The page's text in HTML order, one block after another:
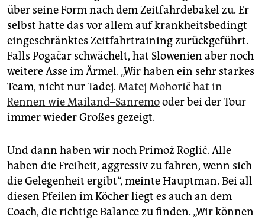
über seine Form nach dem Zeitfahrdebakel zu. Er
selbst hatte das vor allem auf krankheitsbedingt
eingeschränktes Zeitfahrtraining zurückgeführt.
Falls Pogačar schwächelt, hat Slowenien aber noch
weitere Asse im Ärmel. „Wir haben ein sehr starkes
Team, nicht nur Tadej. Matej Mohorič hat in
Rennen wie Mailand–Sanremooder bei der Tour
immer wieder Großes gezeigt.
Und dann haben wir noch Primož Roglič. Alle
haben die Freiheit, aggressiv zu fahren, wenn sich
die Gelegenheit ergibt“, meinte Hauptman. Bei all
diesen Pfeilen im Köcher liegt es auch an dem
Coach, die richtige Balance zu finden. „Wir können